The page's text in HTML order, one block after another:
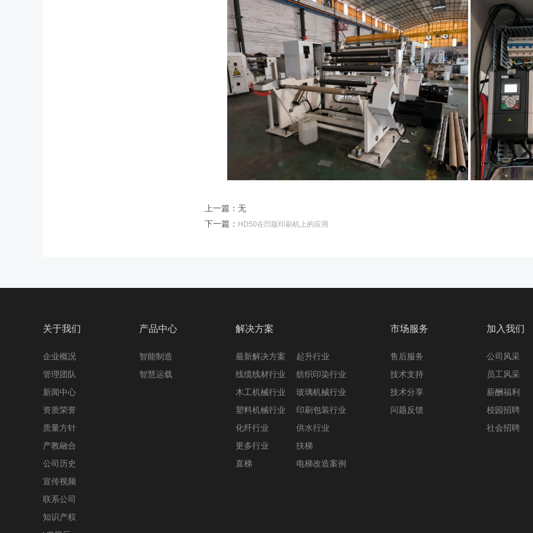
上一篇：无
下一篇： HD50在凹版印刷机上的应用
关于我们
企业概况
管理团队
新闻中心
资质荣誉
质量方针
产教融合
公司历史
宣传视频
联系公司
知识产权
产品中心
智能制造
智慧运载
解决方案
最新解决方案
起升行业
线缆线材行业
纺织印染行业
木工机械行业
玻璃机械行业
塑料机械行业
印刷包装行业
化纤行业
供水行业
更多行业
扶梯
直梯
电梯改造案例
市场服务
售后服务
技术支持
技术分享
问题反馈
加入我们
公司风采
员工风采
薪酬福利
校园招聘
社会招聘